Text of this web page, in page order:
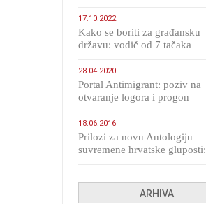
17.10.2022
Kako se boriti za građansku
državu: vodič od 7 tačaka
28.04.2020
Portal Antimigrant: poziv na
otvaranje logora i progon
18.06.2016
Prilozi za novu Antologiju
suvremene hrvatske gluposti:
ARHIVA